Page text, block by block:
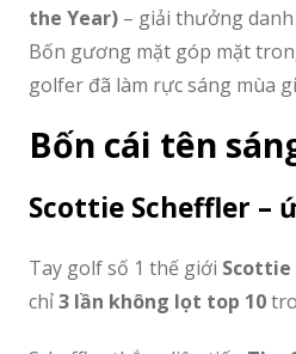
the Year) – giải thưởng
Bốn gương mặt góp mặt
golfer đã làm rực sáng mùa
Bốn cái tên
Scottie Scheffler –
Tay golf số 1 thế giới Scottie
chỉ3 lần không lọt top 10